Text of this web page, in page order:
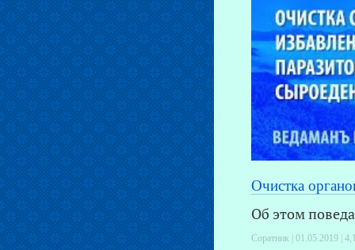
Очистка
Об этом
Соратник | 01.05.2019 |